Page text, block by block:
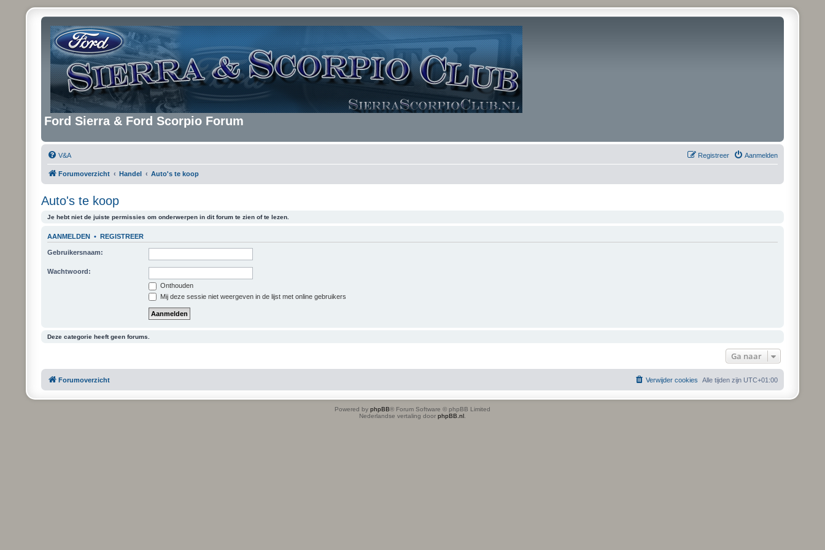
Ford Sierra & Ford Scorpio Forum
V&A Aanmelden
Registreer
Forumoverzicht Handel Auto's te koop
Auto's te koop
Je hebt niet de juiste permissies om onderwerpen in dit forum te zien of te lezen.
AANMELDEN •REGISTREER
Gebruikersnaam:
Wachtwoord:
Onthouden
Mij deze sessie niet weergeven in de lijst met online gebruikers
Deze categorie heeft geen forums.
Ga naar
Forumoverzicht Alle tijden zijn UTC+01:00
Verwijder cookies
Powered by phpBB® Forum Software © phpBB Limited
Nederlandse vertaling door phpBB.nl.